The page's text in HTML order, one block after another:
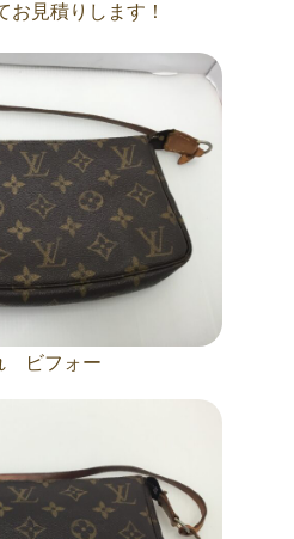
お見積りします！
ビフォー